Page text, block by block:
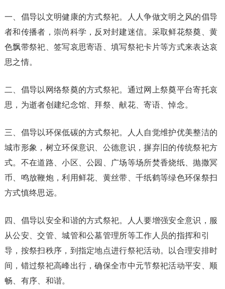
一、倡导以文明健康的方式祭祀。人人争做文明之风的倡导
者和传播者，崇尚科学，反对封建迷信。采取鲜花祭奠、黄
色飘带祭祀、签写哀思寄语、填写祭祀卡片等方式来表达哀
思之情。
二、倡导以网络祭奠的方式祭祀。通过网上祭奠平台寄托哀
思，为逝者创建纪念馆、拜祭、献花、寄语、悼念。
三、倡导以环保低碳的方式祭祀。人人自觉维护优美整洁的
城市形象，树立环保意识、公德意识，摒弃旧的传统祭祀方
式。不在道路、小区、公园、广场等场所焚香烧纸、抛撒冥
币、鸣放鞭炮，利用鲜花、黄丝带、千纸鹤等绿色环保祭扫
方式慎终思远。
四、倡导以安全和谐的方式祭祀。人人要增强安全意识，服
从公安、交管、城管和公墓管理所等工作人员的指挥和引
导，按祭扫秩序，到指定地点进行祭祀活动。以合理安排时
间，错过祭祀高峰出行，确保全市中元节祭祀活动平安、顺
畅、有序、和谐。